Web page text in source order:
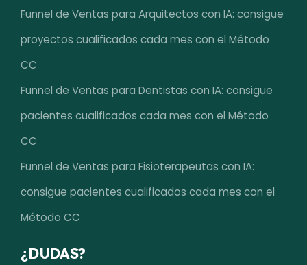
Funnel de Ventas para Arquitectos con IA: consigue
proyectos cualificados cada mes con el Método
CC
Funnel de Ventas para Dentistas con IA: consigue
pacientes cualificados cada mes con el Método
CC
Funnel de Ventas para Fisioterapeutas con IA:
consigue pacientes cualificados cada mes con el
Método CC
¿DUDAS?